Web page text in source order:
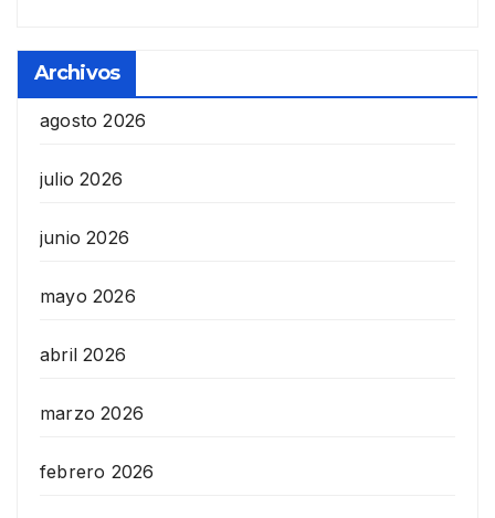
Archivos
agosto 2026
julio 2026
junio 2026
mayo 2026
abril 2026
marzo 2026
febrero 2026